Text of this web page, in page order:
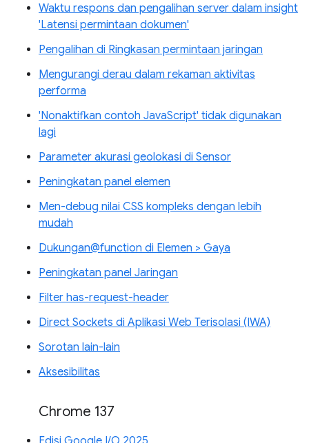
Waktu respons dan pengalihan server dalam insight
'Latensi permintaan dokumen'
Pengalihan di Ringkasan permintaan jaringan
Mengurangi derau dalam rekaman aktivitas
performa
'Nonaktifkan contoh JavaScript' tidak digunakan
lagi
Parameter akurasi geolokasi di Sensor
Peningkatan panel elemen
Men-debug nilai CSS kompleks dengan lebih
mudah
Dukungan@function di Elemen > Gaya
Peningkatan panel Jaringan
Filter has-request-header
Direct Sockets di Aplikasi Web Terisolasi (IWA)
Sorotan lain-lain
Aksesibilitas
Chrome 137